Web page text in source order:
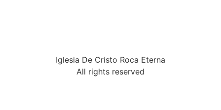
Iglesia De Cristo Roca Eterna
All rights reserved